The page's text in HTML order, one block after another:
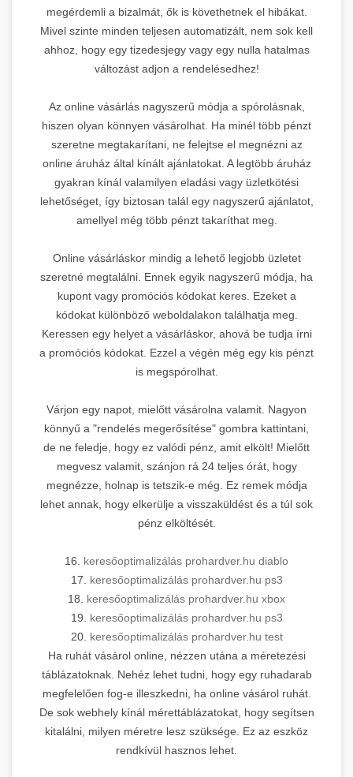
megérdemli a bizalmát, ők is követhetnek el hibákat.
Mivel szinte minden teljesen automatizált, nem sok kell
ahhoz, hogy egy tizedesjegy vagy egy nulla hatalmas
változást adjon a rendelésedhez!
Az online vásárlás nagyszerű módja a spórolásnak,
hiszen olyan könnyen vásárolhat. Ha minél több pénzt
szeretne megtakarítani, ne felejtse el megnézni az
online áruház által kínált ajánlatokat. A legtöbb áruház
gyakran kínál valamilyen eladási vagy üzletkötési
lehetőséget, így biztosan talál egy nagyszerű ajánlatot,
amellyel még több pénzt takaríthat meg.
Online vásárláskor mindig a lehető legjobb üzletet
szeretné megtalálni. Ennek egyik nagyszerű módja, ha
kupont vagy promóciós kódokat keres. Ezeket a
kódokat különböző weboldalakon találhatja meg.
Keressen egy helyet a vásárláskor, ahová be tudja írni
a promóciós kódokat. Ezzel a végén még egy kis pénzt
is megspórolhat.
Várjon egy napot, mielőtt vásárolna valamit. Nagyon
könnyű a "rendelés megerősítése" gombra kattintani,
de ne feledje, hogy ez valódi pénz, amit elkölt! Mielőtt
megvesz valamit, szánjon rá 24 teljes órát, hogy
megnézze, holnap is tetszik-e még. Ez remek módja
lehet annak, hogy elkerülje a visszaküldést és a túl sok
pénz elköltését.
16. keresőoptimalizálás prohardver.hu diablo
17. keresőoptimalizálás prohardver.hu ps3
18. keresőoptimalizálás prohardver.hu xbox
19. keresőoptimalizálás prohardver.hu ps3
20. keresőoptimalizálás prohardver.hu test
Ha ruhát vásárol online, nézzen utána a méretezési
táblázatoknak. Nehéz lehet tudni, hogy egy ruhadarab
megfelelően fog-e illeszkedni, ha online vásárol ruhát.
De sok webhely kínál mérettáblázatokat, hogy segítsen
kitalálni, milyen méretre lesz szüksége. Ez az eszköz
rendkívül hasznos lehet.